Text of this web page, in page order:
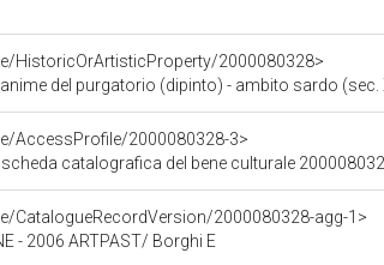
HistoricOrArtisticProperty/2000080328>
del purgatorio (dipinto) - ambito sardo (sec.
AccessProfile/2000080328-3>
catalografica del bene culturale
2000080328-agg-1>
- 2006 ARTPAST/ Borghi E